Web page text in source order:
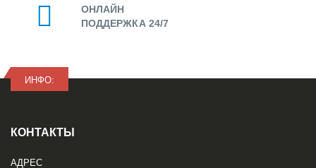
ОНЛАЙН
ПОДДЕРЖКА 24/7
ИНФО:
КОНТАКТЫ
АДРЕС